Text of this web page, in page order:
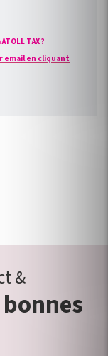
TAX ?
email en cliquant
&